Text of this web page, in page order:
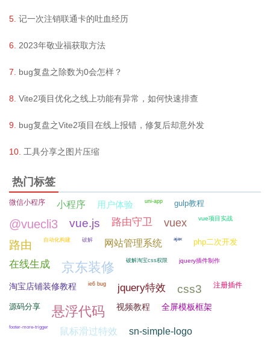
记一次注销联通卡的吐血经历
2023年敬业福获取方法
bug复盘之除数为0会怎样？
Vite2项目优化之线上功能有异常，如何快速排查
bug复盘之Vite2项目在线上报错，修复后却意外发
工具分享之图片压缩
热门标签
微信小程序 小程序 用户体验 uni-app gulp教程
@vuecli3 vue.js 路由守卫 vuex vue项目实战
路由 自动化构建 破解 网站管理系统 ajax php二次开发
在线生成 京东装修 破解淘宝css权限 jquery插件制作
淘宝店铺装修教程 ie6 bug jquery特效 css3 注册插件
源码分享 悬浮代码 视频教程 全屏模板框架
footer-more-trigger 鼠标滑过特效 sn-simple-logo